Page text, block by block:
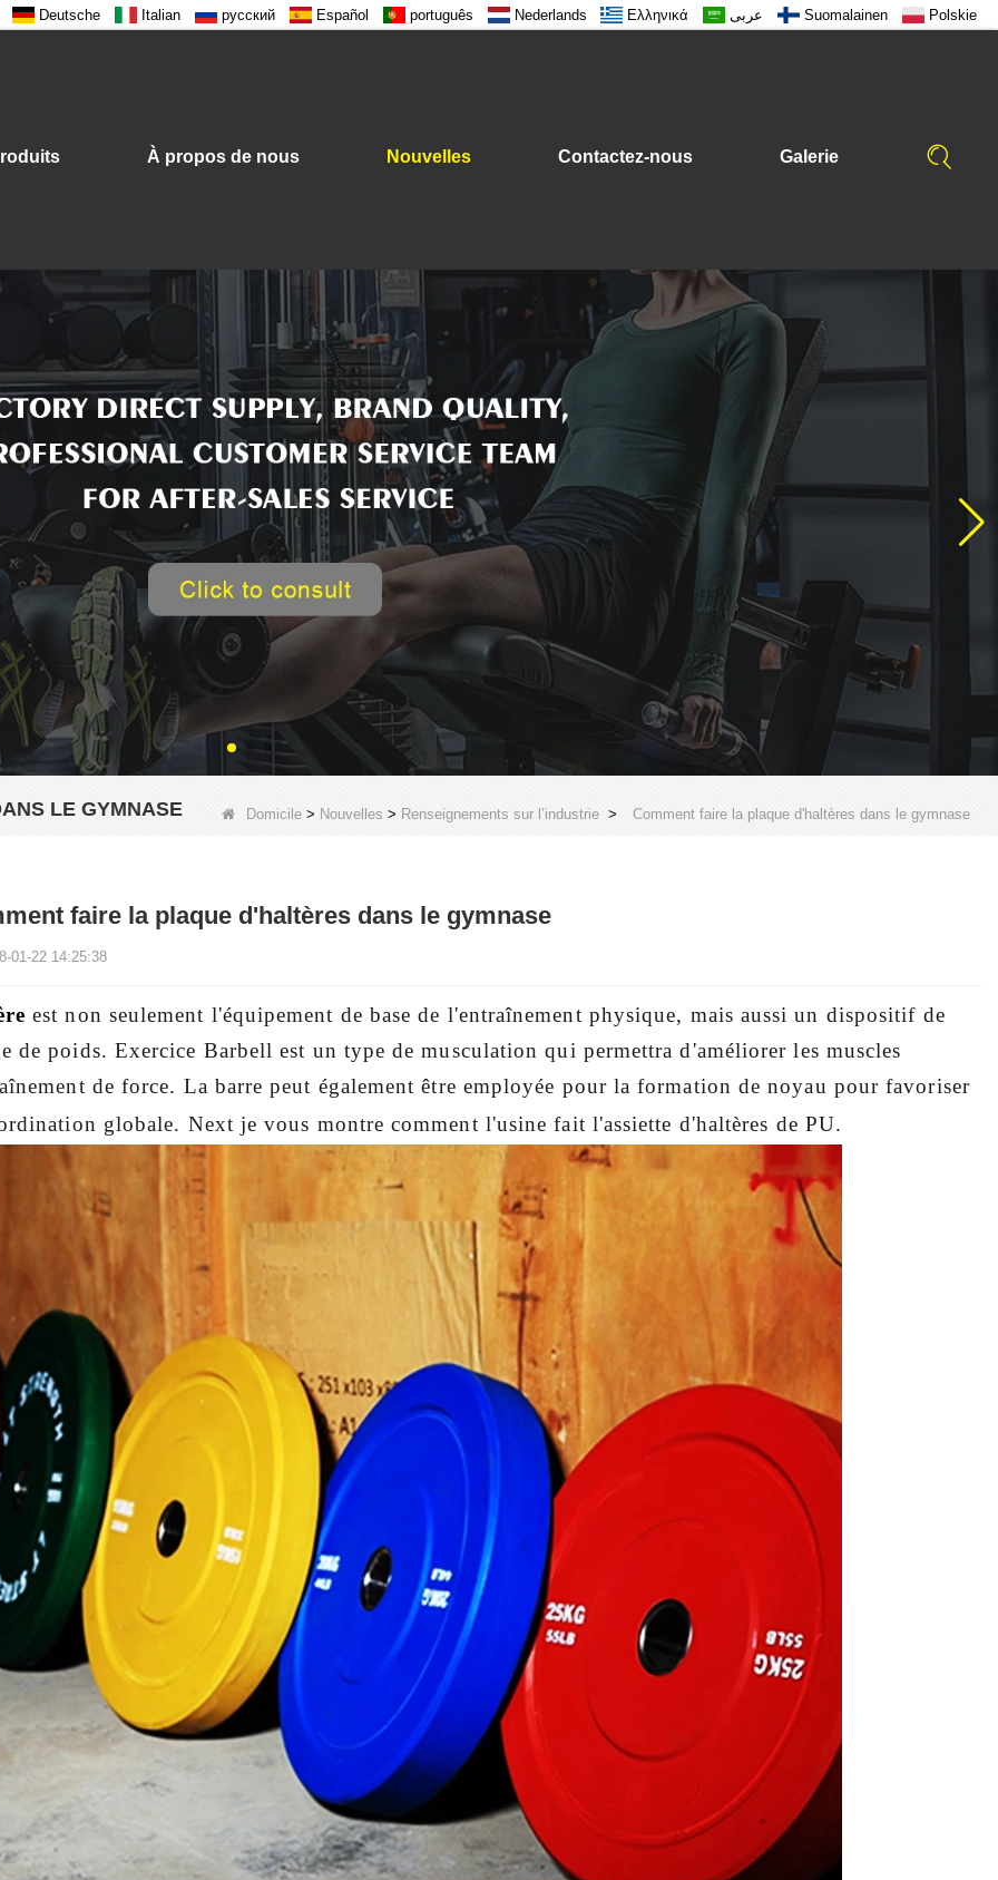
Deutsche Italian русский Español português Nederlands Ελληνικά عربى Suomalainen Polskie
À propos de nous Nouvelles Contactez-nous Galerie
LE GYMNASE Domicile > Nouvelles > Renseignements sur l’industrie > Comment faire la plaque d'haltères dans le gymnase
faire la plaque d'haltères dans le gymnase
01-22 14:25:38
est non seulement l'équipement de base de l'entraînement physique, mais aussi un dispositif de
de poids. Exercice Barbell est un type de musculation qui permettra d'améliorer les muscles
de force. La barre peut également être employée pour la formation de noyau pour favoriser
globale. Next je vous montre comment l'usine fait l'assiette d'haltères de PU.